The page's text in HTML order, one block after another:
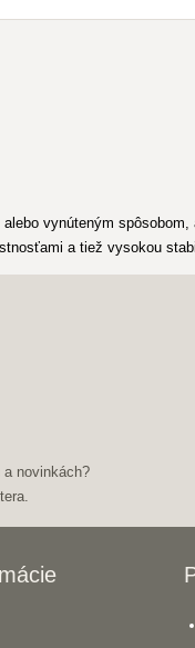
vynúteným
a tiež vysokou
novinkách?